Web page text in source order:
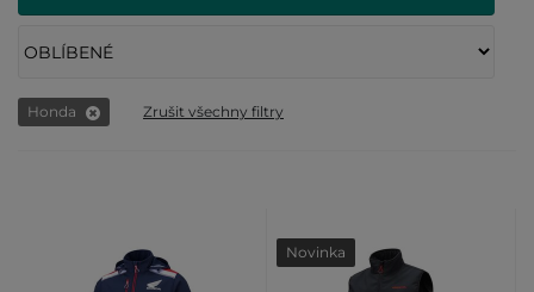
Honda Zrušit všechny filtry
Novinka